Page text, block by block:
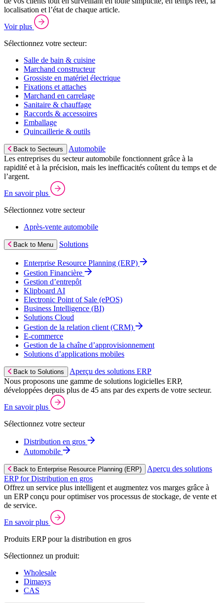
localisation et l’état de chaque article.
Voir plus
Sélectionnez votre secteur:
Salle de bain & cuisine
Marchand constructeur
Grossiste en matériel électrique
Fixations et attaches
Marchand en carrelage
Sanitaire & chauffage
Raccords & accessoires
Emballage
Quincaillerie & outils
Back to Secteurs
Automobile
Les entreprises du secteur automobile fonctionnent grâce à la
rapidité et à la précision, mais les inefficacités coûtent du temps et de
l’argent.
En savoir plus
Sélectionnez votre secteur
Après‑vente automobile
Back to Menu Solutions
Enterprise Resource Planning (ERP)
Gestion Financière
Gestion d’entrepôt
Klipboard AI
Electronic Point of Sale (ePOS)
Business Intelligence (BI)
Solutions Cloud
Gestion de la relation client (CRM)
E‑commerce
Gestion de la chaîne d’approvisionnement
Solutions d’applications mobiles
Back to Solutions
Aperçu des solutions ERP
Nous proposons une gamme de solutions logicielles ERP,
développées depuis plus de 45 ans par des experts de votre secteur.
En savoir plus
Sélectionnez votre secteur
Distribution en gros
Automobile
Back to Enterprise Resource Planning (ERP)
Aperçu des solutions
ERP for Distribution en gros
Offrez un service plus intelligent et augmentez vos marges grâce à
un ERP conçu pour optimiser vos processus de stockage, de vente et
de service.
En savoir plus
Produits ERP pour la distribution en gros
Sélectionnez un produit:
Wholesale
Dimasys
CAS